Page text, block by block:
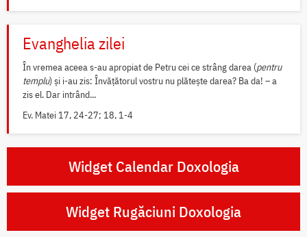
Evanghelia zilei
În vremea aceea s-au apropiat de Petru cei ce strâng darea (pentru
templu) și i-au zis: Învățătorul vostru nu plătește darea? Ba da! – a
zis el. Dar intrând...
Ev. Matei 17, 24-27; 18, 1-4
Widget Calendar Doxologia
Widget Rugăciuni Doxologia